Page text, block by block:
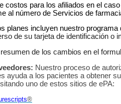
costos para los afiliados en el
al número de Servicios de
planes incluyen nuestro
de su tarjeta de identificación o
de los cambios en el
Nuestro proceso de
ayuda a los pacientes a obtener
uno de estos sitios de ePA:
®